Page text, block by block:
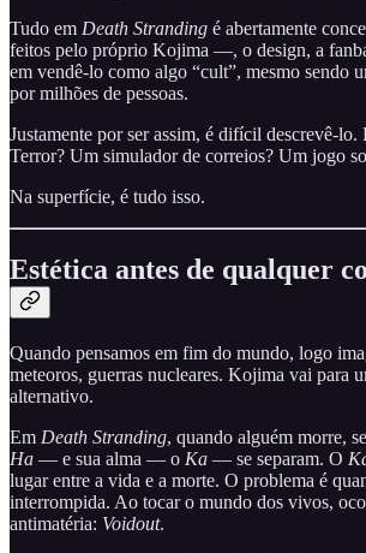
Tudo em Death Stranding é abertamente
feitos pelo próprio Kojima —, o design, a
em vendê-lo como algo “cult”, mesmo sendo
por milhões de pessoas.
Justamente por ser assim, é difícil descrevê-lo.
Terror? Um simulador de correios? Um jogo
Na superfície, é tudo isso.
Estética antes de qualquer
Quando pensamos em fim do mundo, logo
meteoros, guerras nucleares. Kojima vai para
alternativo.
Em Death Stranding, quando alguém morre,
Ha — e sua alma — o Ka — se separam. O
lugar entre a vida e a morte. O problema é
interrompida. Ao tocar o mundo dos vivos,
antimatéria: Voidout.